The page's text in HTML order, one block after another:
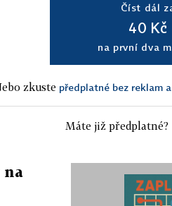
Číst dál
40 Kč
na první dva
zkuste předplatné bez reklam
Máte již předplatné?
na